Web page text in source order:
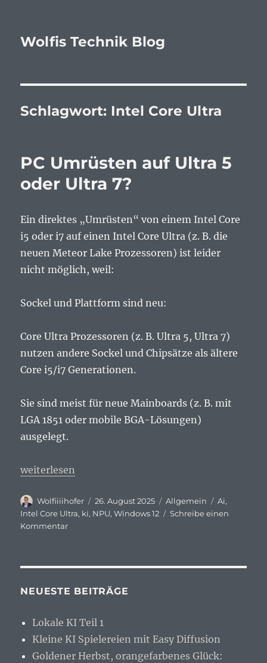
Wolfis Technik Blog
Schlagwort: Intel Core Ultra
PC Umrüsten auf Ultra 5
oder Ultra 7?
Ein direktes „Umrüsten“ von einem Intel Core
i5 oder i7 auf einen Intel Core Ultra (z. B. die
neuen Meteor Lake Prozessoren) ist leider
nicht möglich, weil:
Sockel und Plattform sind neu:
Core Ultra Prozessoren (z. B. Ultra 5, Ultra 7)
nutzen andere Sockel und Chipsätze als ältere
Core i5/i7 Generationen.
Sie sind meist für neue Mainboards (z. B. mit
LGA 1851 oder mobile BGA-Lösungen)
ausgelegt.
„PC Umrüsten auf Ultra 5 oder Ultra 7?“
weiterlesen
Autor
Wolfiiiihofer
Veröffentlicht
am
26. August 2025 Kategorien
Allgemein Ai,
Intel Core Ultra, ki, NPU,Windows 12
Schreibe einen
Kommentarzu
5
7?
NEUESTE BEITRÄGE
Lokale KI Teil 1
Kleine KI Spielereien mit Easy Diffusion
Goldener Herbst, orangefarbenes Glück: